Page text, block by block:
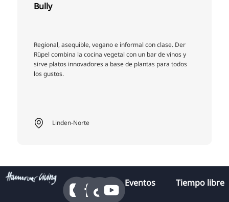
Bully
Regional, asequible, vegano e informal con clase. Der
Rüpel combina la cocina vegetal con un bar de vinos y
sirve platos innovadores a base de plantas para todos
los gustos.
Linden-Norte
Eventos Tiempo libre